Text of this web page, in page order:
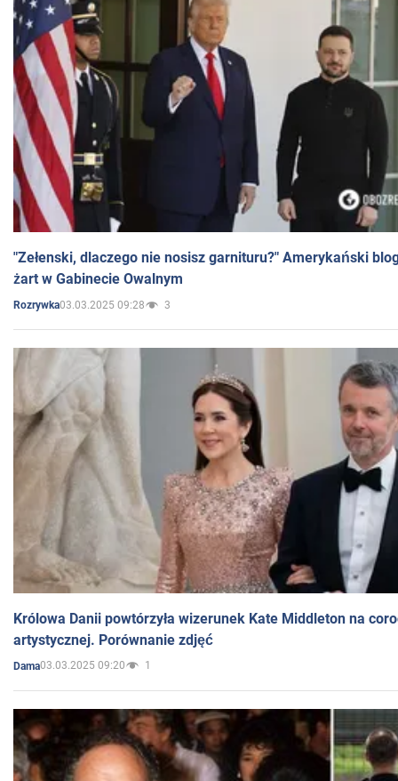
"Zełenski, dlaczego nie nosisz garnituru?" Amerykański
żart w Gabinecie Owalnym
Rozrywka03.03.2025 09:28 3
Królowa Danii powtórzyła wizerunek Kate Middleton na
artystycznej. Porównanie zdjęć
Dama03.03.2025 09:20 1